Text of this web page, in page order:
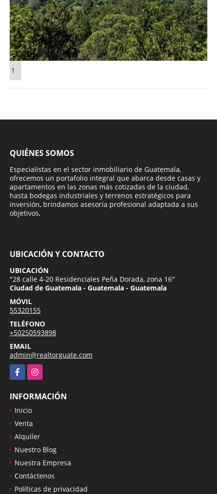
1
QUIÉNES SOMOS
Especialistas en el sector inmobiliario de Guatemala,
ofrecemos un portafolio integral que abarca desde casas y
apartamentos en las zonas más cotizadas de la ciudad,
hasta bodegas industriales y terrenos estratégicos para
inversión, brindamos asesoría profesional adaptada a sus
objetivos,
UBICACIÓN Y CONTACTO
UBICACIÓN
"28 calle 4-20 Residenciales Peña Dorada, zona 16"
Ciudad de Guatemala - Guatemala - Guatemala
MÓVIL
55320155
TELÉFONO
+50250593898
EMAIL
admin@realtorguate.com
FacebookInstagram
INFORMACIÓN
Inicio
Venta
Alquiler
Nuestro Blog
Nuestra Empresa
Contáctenos
Políticas de privacidad